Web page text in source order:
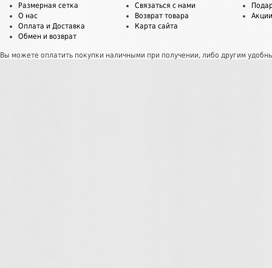
Размерная сетка
О нас
Оплата и Доставка
Обмен и возврат
Связаться с нами
Возврат товара
Карта сайта
Акции
Вы можете оплатить покупки наличными при получении, либо другим